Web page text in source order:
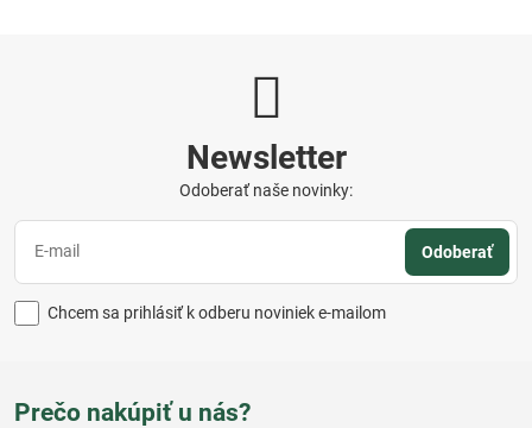
Newsletter
Odoberať naše novinky:
Odoberať
Chcem sa prihlásiť k odberu noviniek e-mailom
Prečo nakúpiť u nás?